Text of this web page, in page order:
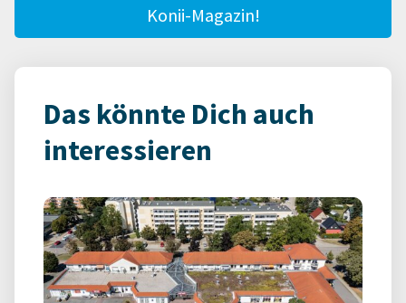
Konii-Magazin!
Das könnte Dich auch
interessieren